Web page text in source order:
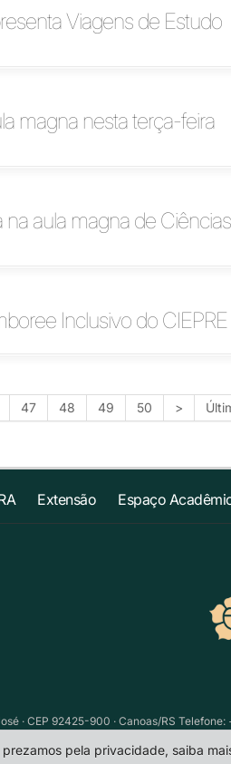
Viagens de Estudo
magna nesta terça-feira
aula magna de
Inclusivo do CIEPRE
47 48 49 50 >
Extensão Espaço
· CEP 92425-900 · Canoas/RS Telefone:
pela privacidade, saiba